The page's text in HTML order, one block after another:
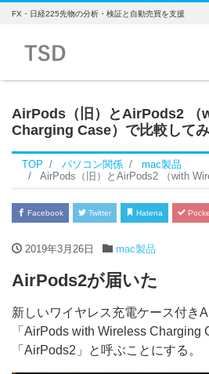
FX・日経225先物の分析・検証と自動売買を支援
AirPods（旧）とAirPods2 （
Charging Case）で比較して
TOP パソコン関係
mac製品
AirPods（旧）とAirPods2 （with Wireless
Facebook Twitter Hatena
2019年3月26日 mac製品
AirPods2が届いた
新しいワイヤレス充電ケース付き
「AirPods with Wireless Charging
「AirPods2」と呼ぶことにする。